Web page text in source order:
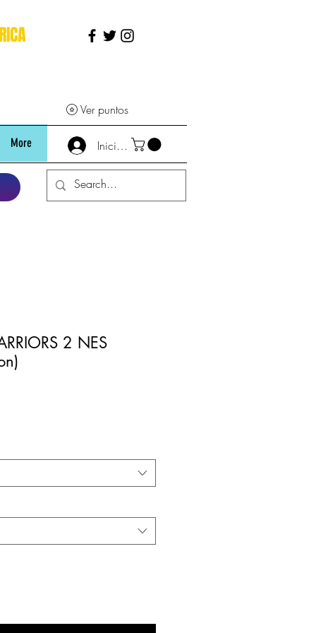
Ver puntos
More Iniciar sesión
2 NES